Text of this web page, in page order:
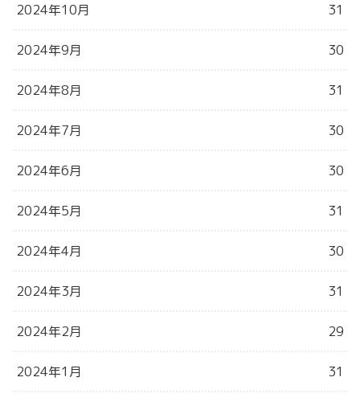
2024年10月 31
2024年9月 30
2024年8月 31
2024年7月 30
2024年6月 30
2024年5月 31
2024年4月 30
2024年3月 31
2024年2月 29
2024年1月 31